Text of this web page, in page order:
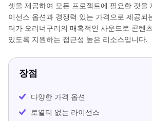
셋을 제공하여 모든 프로젝트에 필요한 것을
이선스 옵션과 경쟁력 있는 가격으로 제공되
터가 오리너구리의 매혹적인 사운드로 콘텐
있도록 지원하는 접근성 높은 리소스입니다.
장점
다양한 가격 옵션
로열티 없는 라이선스